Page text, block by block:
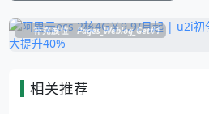
补充展位 Pages_Weblog_Get#1
相关推荐